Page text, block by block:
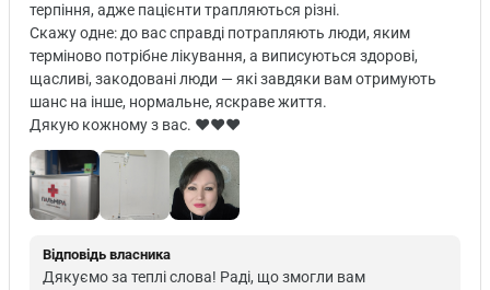
терпіння, адже пацієнти трапляються різні.
Скажу одне: до вас справді потрапляють люди, яким
терміново потрібне лікування, а виписуються здорові,
щасливі, закодовані люди — які завдяки вам отримують
шанс на інше, нормальне, яскраве життя.
Дякую кожному з вас. ♥️♥️♥️
Відповідь власника
Дякуємо за теплі слова! Раді, що змогли вам